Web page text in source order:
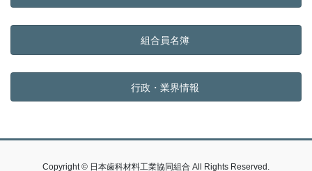
組合員名簿
行政・業界情報
Copyright © 日本歯科材料工業協同組合 All Rights Reserved.